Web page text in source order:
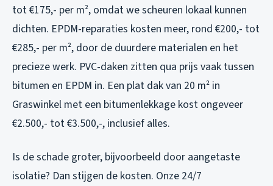
tot €175,- per m², omdat we scheuren lokaal kunnen
dichten. EPDM-reparaties kosten meer, rond €200,- tot
€285,- per m², door de duurdere materialen en het
precieze werk. PVC-daken zitten qua prijs vaak tussen
bitumen en EPDM in. Een plat dak van 20 m² in
Graswinkel met een bitumenlekkage kost ongeveer
€2.500,- tot €3.500,-, inclusief alles.
Is de schade groter, bijvoorbeeld door aangetaste
isolatie? Dan stijgen de kosten. Onze 24/7